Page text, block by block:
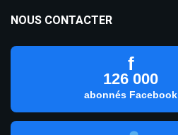
NOUS CONTACTER
f
126 000
abonnés Facebook